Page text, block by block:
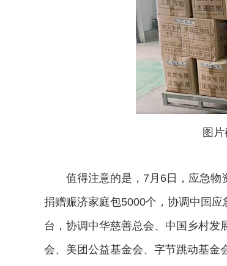
图
值得注意的是，7月6日，应急物
捐赠赈济家庭包5000个，协调中国
台，协调中华慈善总会、中国乡村发
会、美团公益基金会、字节跳动基金